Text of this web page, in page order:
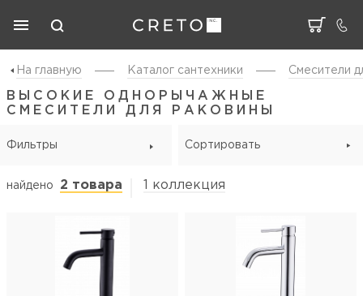
На главную Каталог cантехники Смесители
ВЫСОКИЕ ОДНОРЫЧАЖНЫЕ
СМЕСИТЕЛИ ДЛЯ РАКОВИНЫ
Фильтры
найдено 2 товара 1 коллекция
Сортировать